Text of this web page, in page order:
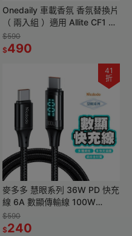
Onedaily 車載香氛 香氛替換片
（ 兩入組 ）適用 Allite CF1 多
功能車架 專用香氛塊
$590
$490
41
折
麥多多 慧眼系列 36W PD 快充
線 6A 數顯傳輸線 100W
Type-C充電 USB 編織線 適用
筆電
$590
$240